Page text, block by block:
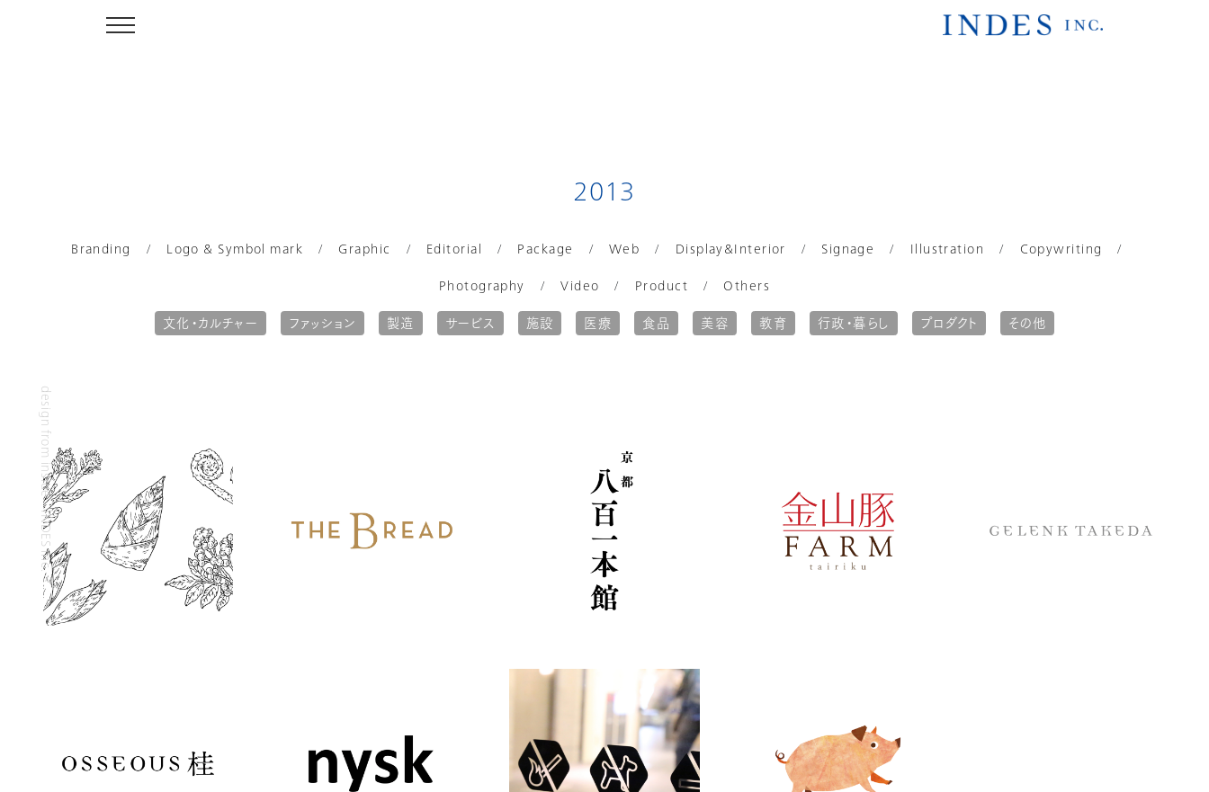
design from inside - INDES inc.
2013
Branding Logo & Symbol mark Graphic Editorial Package Web Display&Interior Signage Illustration
Copywriting
Photography
Video Product
Others
文化・カルチャー
ファッション 製造 サービス 施設 医療 食品 美容 教育 行政・暮らし プロダクト その他